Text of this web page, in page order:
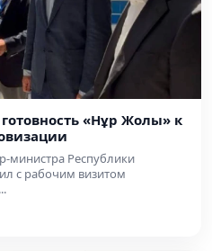
«Нұр Жолы» к
министра Республики
с рабочим визитом